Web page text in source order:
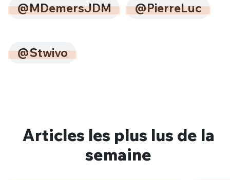
@MDemersJDM @PierreLuc
@Stwivo
Articles les plus lus de la
semaine